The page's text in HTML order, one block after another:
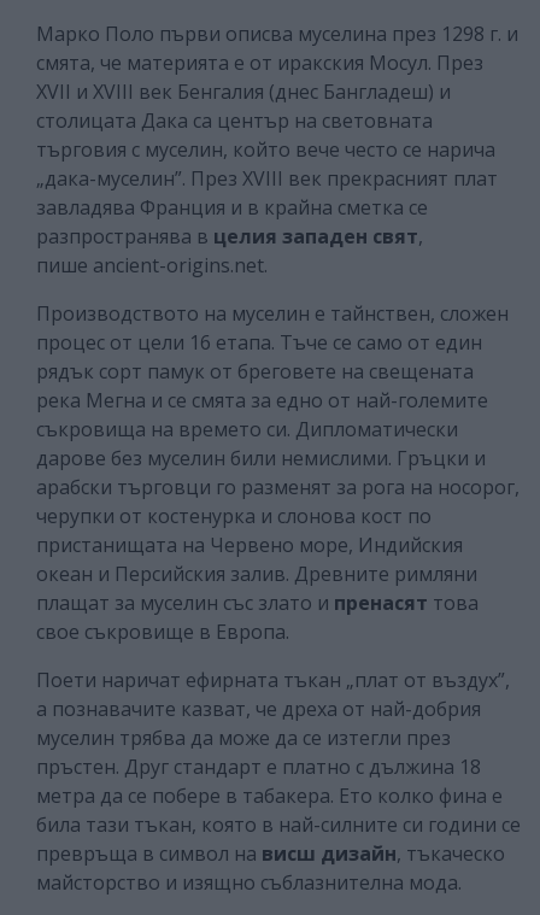
Марко Поло първи описва муселина през 1298 г. и
смята, че материята е от иракския Мосул. През
XVII и XVIII век Бенгалия (днес Бангладеш) и
столицата Дака са център на световната
търговия с муселин, който вече често се нарича
„дака-муселин”. През XVIII век прекрасният плат
завладява Франция и в крайна сметка се
разпространява в целия западен свят,
пише ancient-origins.net.
Производството на муселин е тайнствен, сложен
процес от цели 16 етапа. Тъче се само от един
рядък сорт памук от бреговете на свещената
река Мегна и се смята за едно от най-големите
съкровища на времето си. Дипломатически
дарове без муселин били немислими. Гръцки и
арабски търговци го разменят за рога на носорог,
черупки от костенурка и слонова кост по
пристанищата на Червено море, Индийския
океан и Персийския залив. Древните римляни
плащат за муселин със злато и пренасят това
свое съкровище в Европа.
Поети наричат ефирната тъкан „плат от въздух”,
а познавачите казват, че дреха от най-добрия
муселин трябва да може да се изтегли през
пръстен. Друг стандарт е платно с дължина 18
метра да се побере в табакера. Ето колко фина е
била тази тъкан, която в най-силните си години се
превръща в символ на висш дизайн, тъкаческо
майсторство и изящно съблазнителна мода.